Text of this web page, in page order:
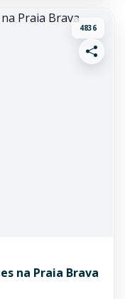
4836
na Praia Brava